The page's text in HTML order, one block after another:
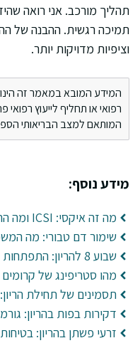
תהליך מורכב. אני רואה
תמיכה רגשית. ההבנה של
וציפיות מדויקות יותר.
המידע המובא במאמר זה הינו
רפואי או תחליף לייעוץ רפואי
המותאם למצב הבריאותי
מידע נוסף:
מה זה איקסי: ICSI ומה התהליך
שימור דם טבורי: מה
שבוע 8 להריון: התפתחות העובר ותסמיני האם
מהו סטריפינג של קרומים
תסמינים של תחילת
דקירות בפות בהריון:
זרעי פשתן בהריון: